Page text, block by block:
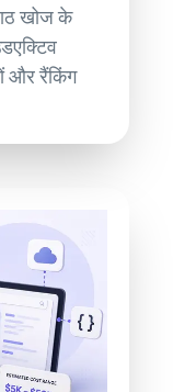
खोज के
और रैंकिंग